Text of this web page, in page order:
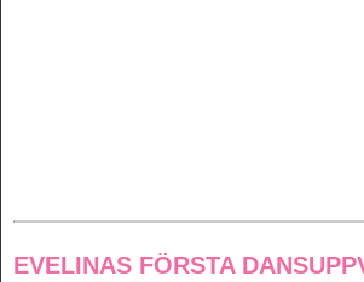
EVELINAS FÖRSTA